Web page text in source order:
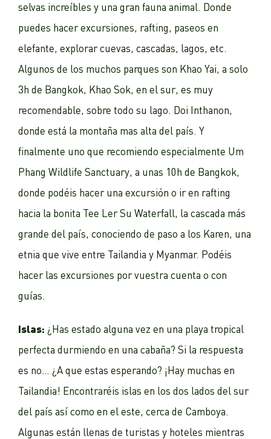
selvas increíbles y una gran fauna animal. Donde
puedes hacer excursiones, rafting, paseos en
elefante, explorar cuevas, cascadas, lagos, etc.
Algunos de los muchos parques son Khao Yai, a solo
3h de Bangkok, Khao Sok, en el sur, es muy
recomendable, sobre todo su lago. Doi Inthanon,
donde está la montaña mas alta del país. Y
finalmente uno que recomiendo especialmente Um
Phang Wildlife Sanctuary, a unas 10h de Bangkok,
donde podéis hacer una excursión o ir en rafting
hacia la bonita Tee Ler Su Waterfall, la cascada más
grande del país, conociendo de paso a los Karen, una
etnia que vive entre Tailandia y Myanmar. Podéis
hacer las excursiones por vuestra cuenta o con
guías.
Islas: ¿Has estado alguna vez en una playa tropical
perfecta durmiendo en una cabaña? Si la respuesta
es no… ¿A que estas esperando? ¡Hay muchas en
Tailandia! Encontraréis islas en los dos lados del sur
del país así como en el este, cerca de Camboya.
Algunas están llenas de turistas y hoteles mientras